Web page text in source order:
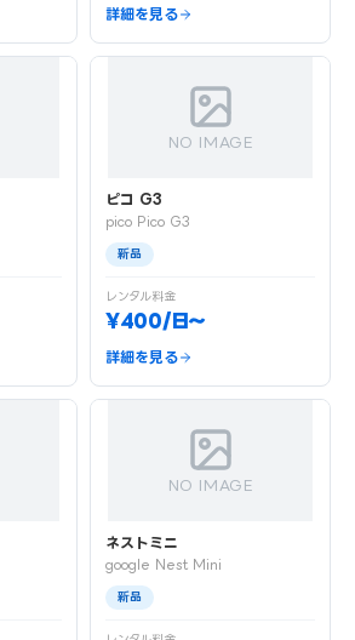
詳細を見る
NO IMAGE
ピコ G3
pico Pico G3
新品
レンタル料金
¥400/日〜
詳細を見る
NO IMAGE
ネストミニ
google Nest Mini
新品